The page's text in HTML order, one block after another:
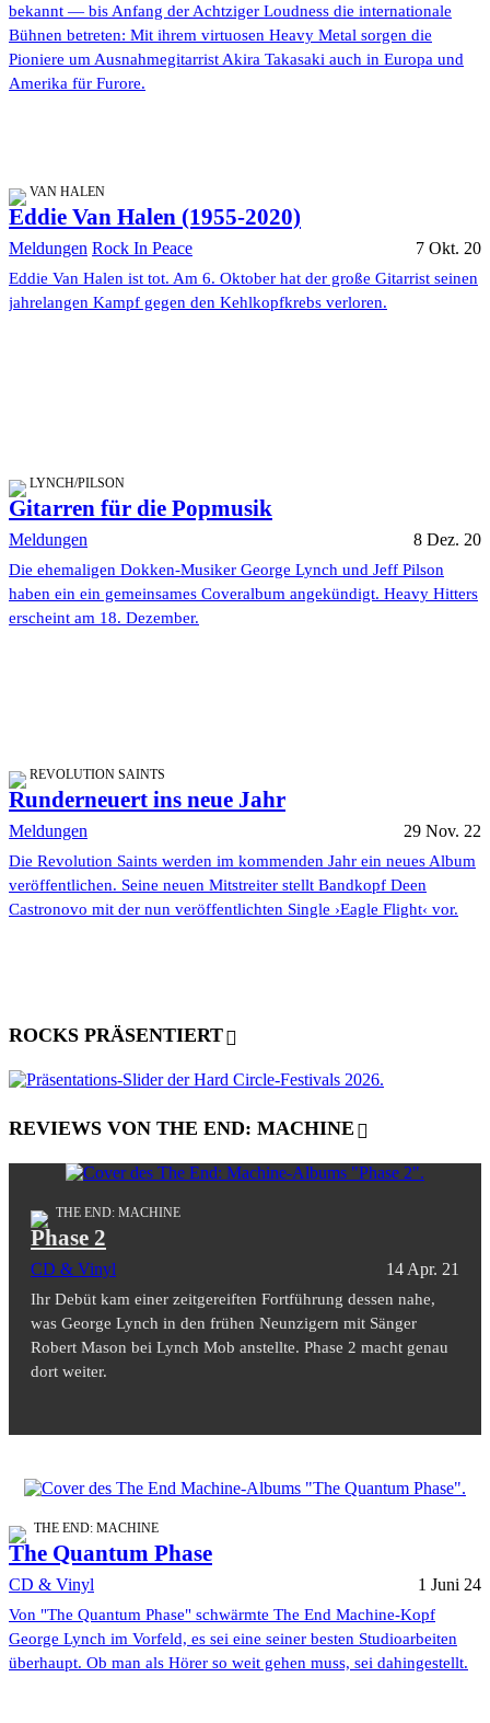
bekannt — bis Anfang der Achtziger Loudness die internationale
Bühnen betreten: Mit ihrem virtuosen Heavy Metal sorgen die
Pioniere um Ausnahmegitarrist Akira Takasaki auch in Europa und
Amerika für Furore.
VAN HALEN
Eddie Van Halen (1955-2020)
Meldungen Rock In Peace 7 Okt. 20
Eddie Van Halen ist tot. Am 6. Oktober hat der große Gitarrist seinen
jahrelangen Kampf gegen den Kehlkopfkrebs verloren.
LYNCH/PILSON
Gitarren für die Popmusik
Meldungen 8 Dez. 20
Die ehemaligen Dokken-Musiker George Lynch und Jeff Pilson
haben ein ein gemeinsames Coveralbum angekündigt. Heavy Hitters
erscheint am 18. Dezember.
REVOLUTION SAINTS
Runderneuert ins neue Jahr
Meldungen 29 Nov. 22
Die Revolution Saints werden im kommenden Jahr ein neues Album
veröffentlichen. Seine neuen Mitstreiter stellt Bandkopf Deen
Castronovo mit der nun veröffentlichten Single ›Eagle Flight‹ vor.
ROCKS PRÄSENTIERT
REVIEWS VON THE END: MACHINE
THE END: MACHINE
Phase 2
CD & Vinyl 14 Apr. 21
Ihr Debüt kam einer zeitgereiften Fortführung dessen nahe,
was George Lynch in den frühen Neunzigern mit Sänger
Robert Mason bei Lynch Mob anstellte. Phase 2 macht genau
dort weiter.
THE END: MACHINE
The Quantum Phase
CD & Vinyl 1 Juni 24
Von "The Quantum Phase" schwärmte The End Machine-Kopf
George Lynch im Vorfeld, es sei eine seiner besten Studioarbeiten
überhaupt. Ob man als Hörer so weit gehen muss, sei dahingestellt.